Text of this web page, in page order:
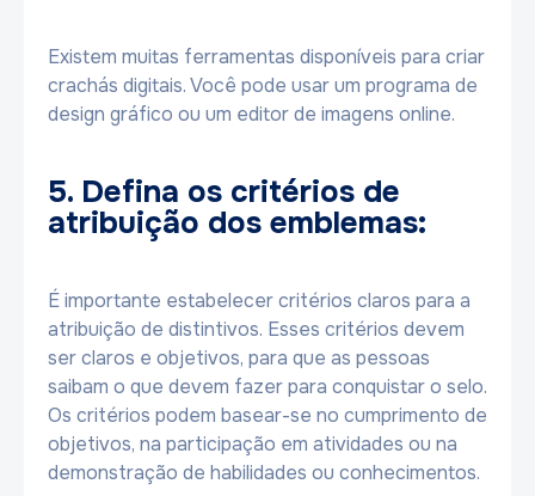
Existem muitas ferramentas disponíveis para criar
crachás digitais. Você pode usar um programa de
design gráfico ou um editor de imagens online.
5. Defina os critérios de
atribuição dos emblemas:
É importante estabelecer critérios claros para a
atribuição de distintivos. Esses critérios devem
ser claros e objetivos, para que as pessoas
saibam o que devem fazer para conquistar o selo.
Os critérios podem basear-se no cumprimento de
objetivos, na participação em atividades ou na
demonstração de habilidades ou conhecimentos.